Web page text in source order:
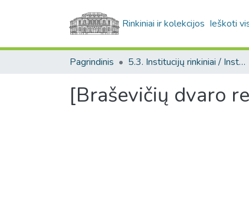
Rinkiniai ir kolekcijos Ieškoti
Pagrindinis 5.3. Institucijų rinkiniai / Institutional collections
[Braševičių dvaro